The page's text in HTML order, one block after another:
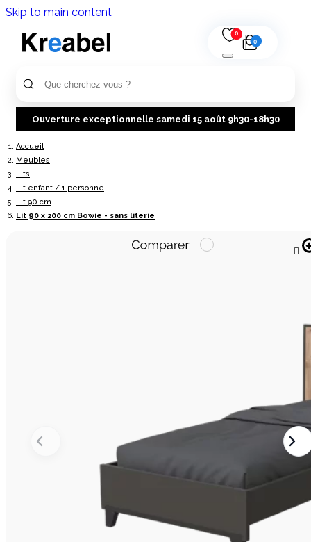
Skip to main content
0
0
Ouverture exceptionnelle samedi 15 août 9h30-18h30
Accueil
Meubles
Lits
Lit enfant / 1 personne
Lit 90 cm
Lit 90 x 200 cm Bowie - sans literie
